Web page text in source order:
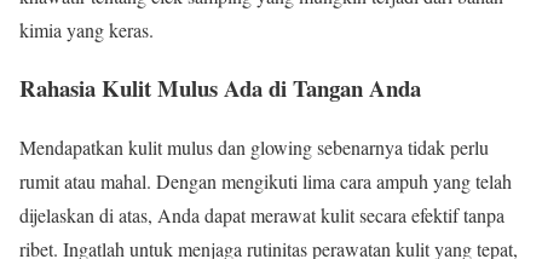
kimia yang keras.
Rahasia Kulit Mulus Ada di Tangan Anda
Mendapatkan kulit mulus dan glowing sebenarnya tidak perlu
rumit atau mahal. Dengan mengikuti lima cara ampuh yang telah
dijelaskan di atas, Anda dapat merawat kulit secara efektif tanpa
ribet. Ingatlah untuk menjaga rutinitas perawatan kulit yang tepat,